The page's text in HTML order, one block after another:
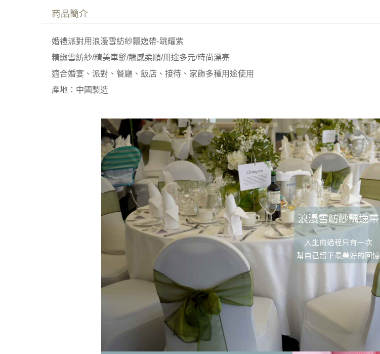
商品簡介
婚禮派對用浪漫雪紡紗飄逸帶-跳耀紫
精緻雪紡紗/精美車縫/觸感柔順/用途多元/時尚漂亮
適合婚宴、派對、餐廳、飯店、接待、家飾多種用途使用
產地：中國製造
浪漫雪紡紗飄逸帶
人生的過程只有一次
幫自己留下最美好的回憶